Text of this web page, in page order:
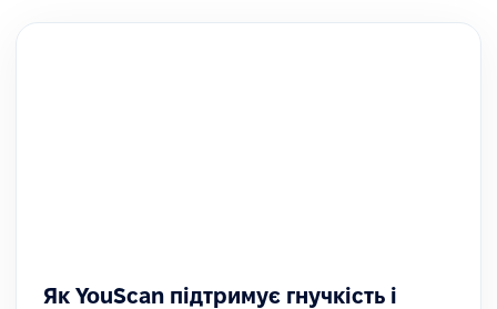
Як YouScan підтримує гнучкість і